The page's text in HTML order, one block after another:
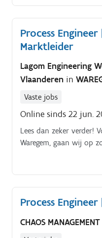
Process Engineer
Marktleider
Lagom Engineering
Vlaanderen in
Vaste jobs
Online sinds 22 jun.
Lees dan zeker verder!
Waregem, gaan wij op
Process
CHAOS MANAGEMENT